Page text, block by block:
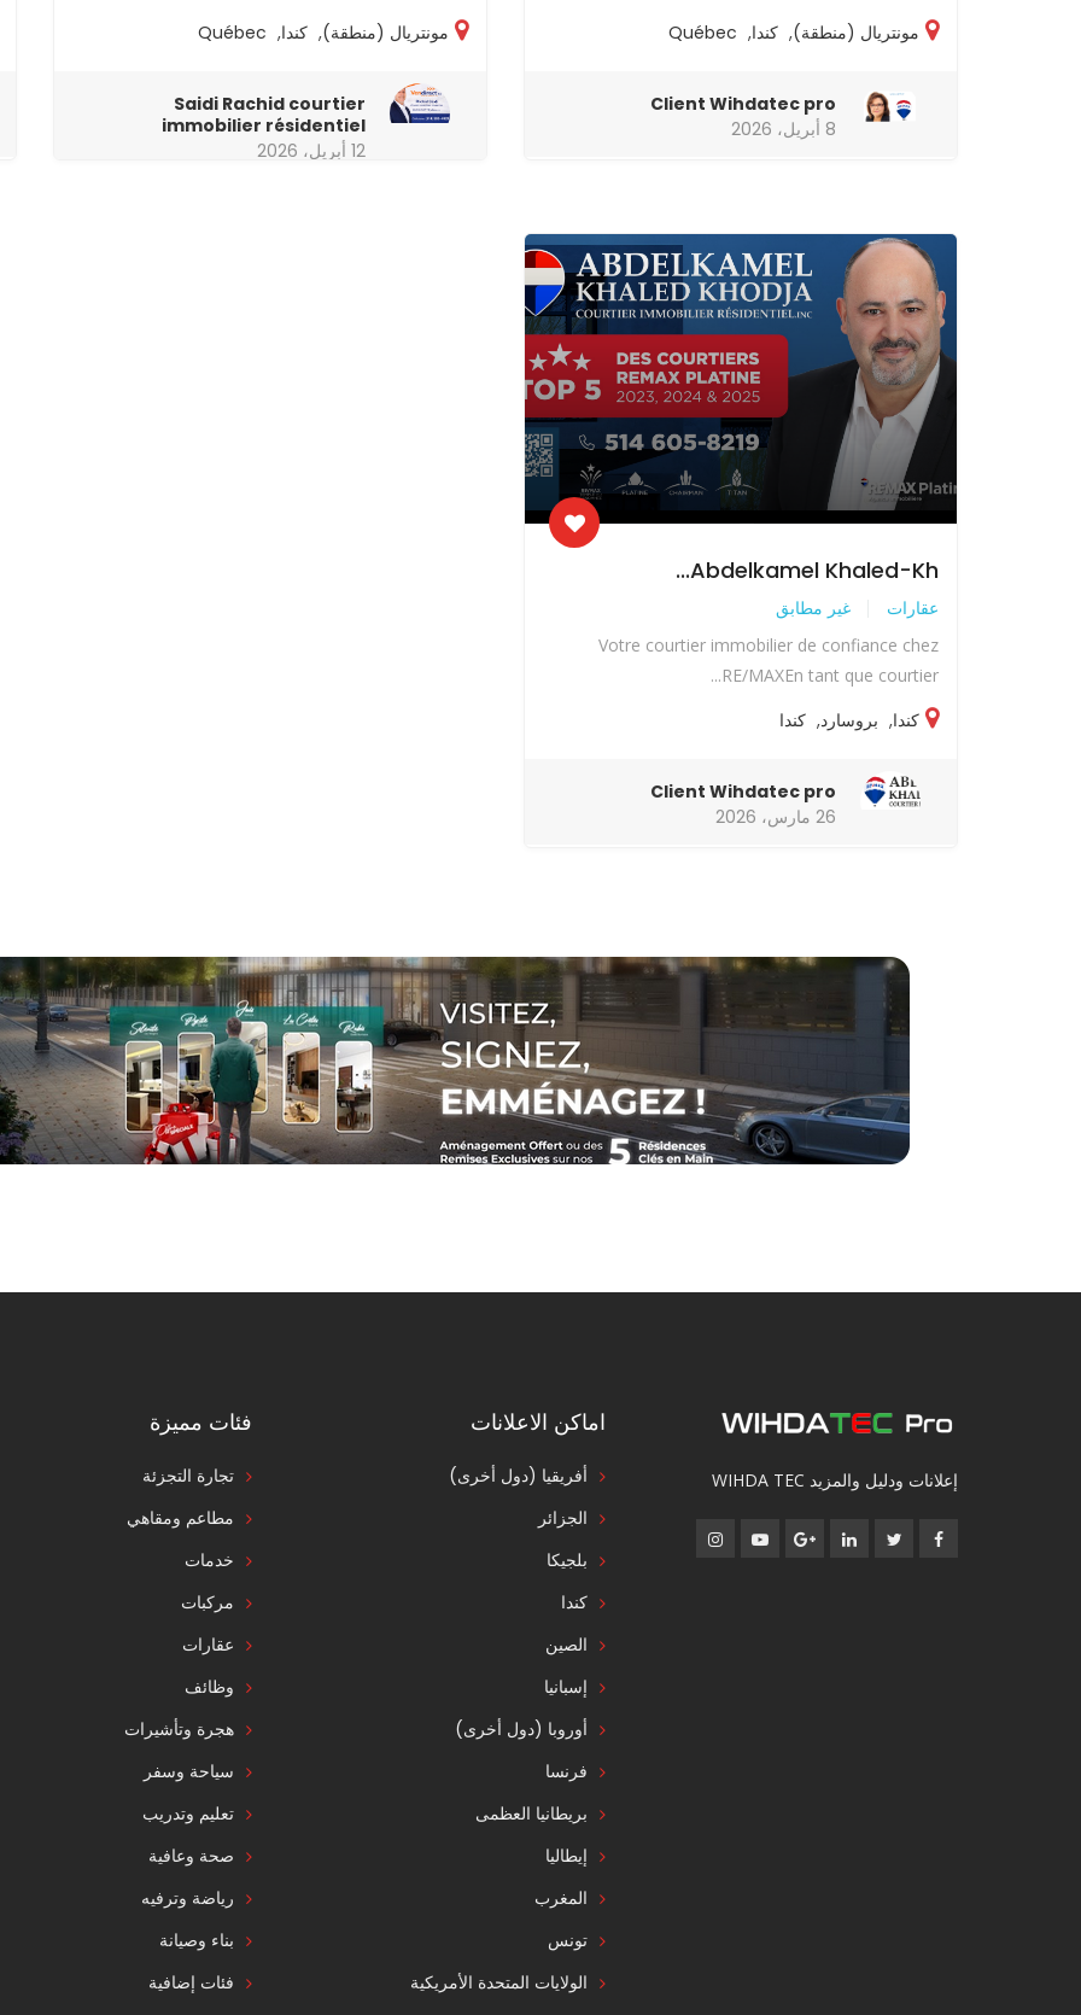
مونتريال (منطقة), كندا,
Québec
Client Wihdatec pro
8 أبريل، 2026
مونتريال (منطقة), كندا,
Québec
Saidi Rachid courtier
immobilier résidentiel
12 أبريل، 2026
Abdelkamel Khaled-Kh...
عقارات غير مطابق
Votre courtier immobilier de confiance chez
RE/MAXEn tant que courtier...
كندا, بروسارد, كندا
Client Wihdatec pro
26 مارس، 2026
إعلانات ودليل والمزيد WIHDA TEC
اماكن الاعلانات
أفريقيا (دول أخرى)
الجزائر
بلجيكا
كندا
الصين
إسبانيا
أوروبا (دول أخرى)
فرنسا
بريطانيا العظمى
إيطاليا
المغرب
تونس
الولايات المتحدة الأمريكية
فئات مميزة
تجارة التجزئة
مطاعم ومقاهي
خدمات
مركبات
عقارات
وظائف
هجرة وتأشيرات
سياحة وسفر
تعليم وتدريب
صحة وعافية
رياضة وترفيه
بناء وصيانة
فئات إضافية